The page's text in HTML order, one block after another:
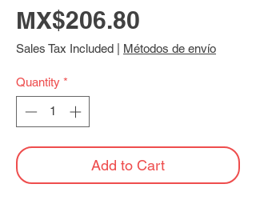
MX$206.80
Sales Tax Included Métodos de envío
Quantity *
Add to Cart